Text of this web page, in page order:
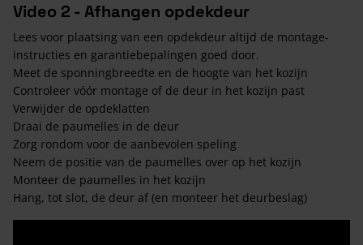
Video 2 - Afhangen opdekdeur
Lees voor plaatsing van een opdekdeur altijd de montage-
instructies en garantiebepalingen goed door.
Meet de sponningbreedte en de hoogte van het kozijn
Controleer vóór montage of de deur in het kozijn past
Verwijder de opdeklatten
Draai de paumelles in de deur
Zorg rondom voor de aanbevolen speling
Neem de positie van de paumelles over op het kozijn
Monteer de paumelles in het kozijn
Hang, tot slot, de deur af (en monteer het deurbeslag)